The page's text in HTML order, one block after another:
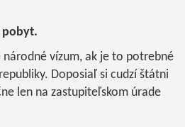
pobyt.
vízum, ak je to potrebné
Doposiaľ si cudzí štátni
len na zastupiteľskom úrade